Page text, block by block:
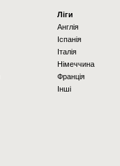
Ліги
Англія
Іспанія
Італія
Німеччина
Франція
Інші